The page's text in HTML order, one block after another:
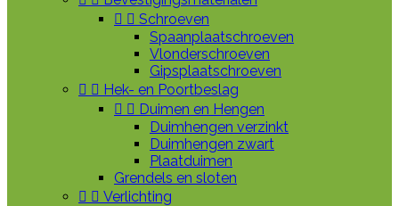
  Schroeven
Spaanplaatschroeven
Vlonderschroeven
Gipsplaatschroeven
  Hek- en Poortbeslag
  Duimen en Hengen
Duimhengen verzinkt
Duimhengen zwart
Plaatduimen
Grendels en sloten
  Verlichting